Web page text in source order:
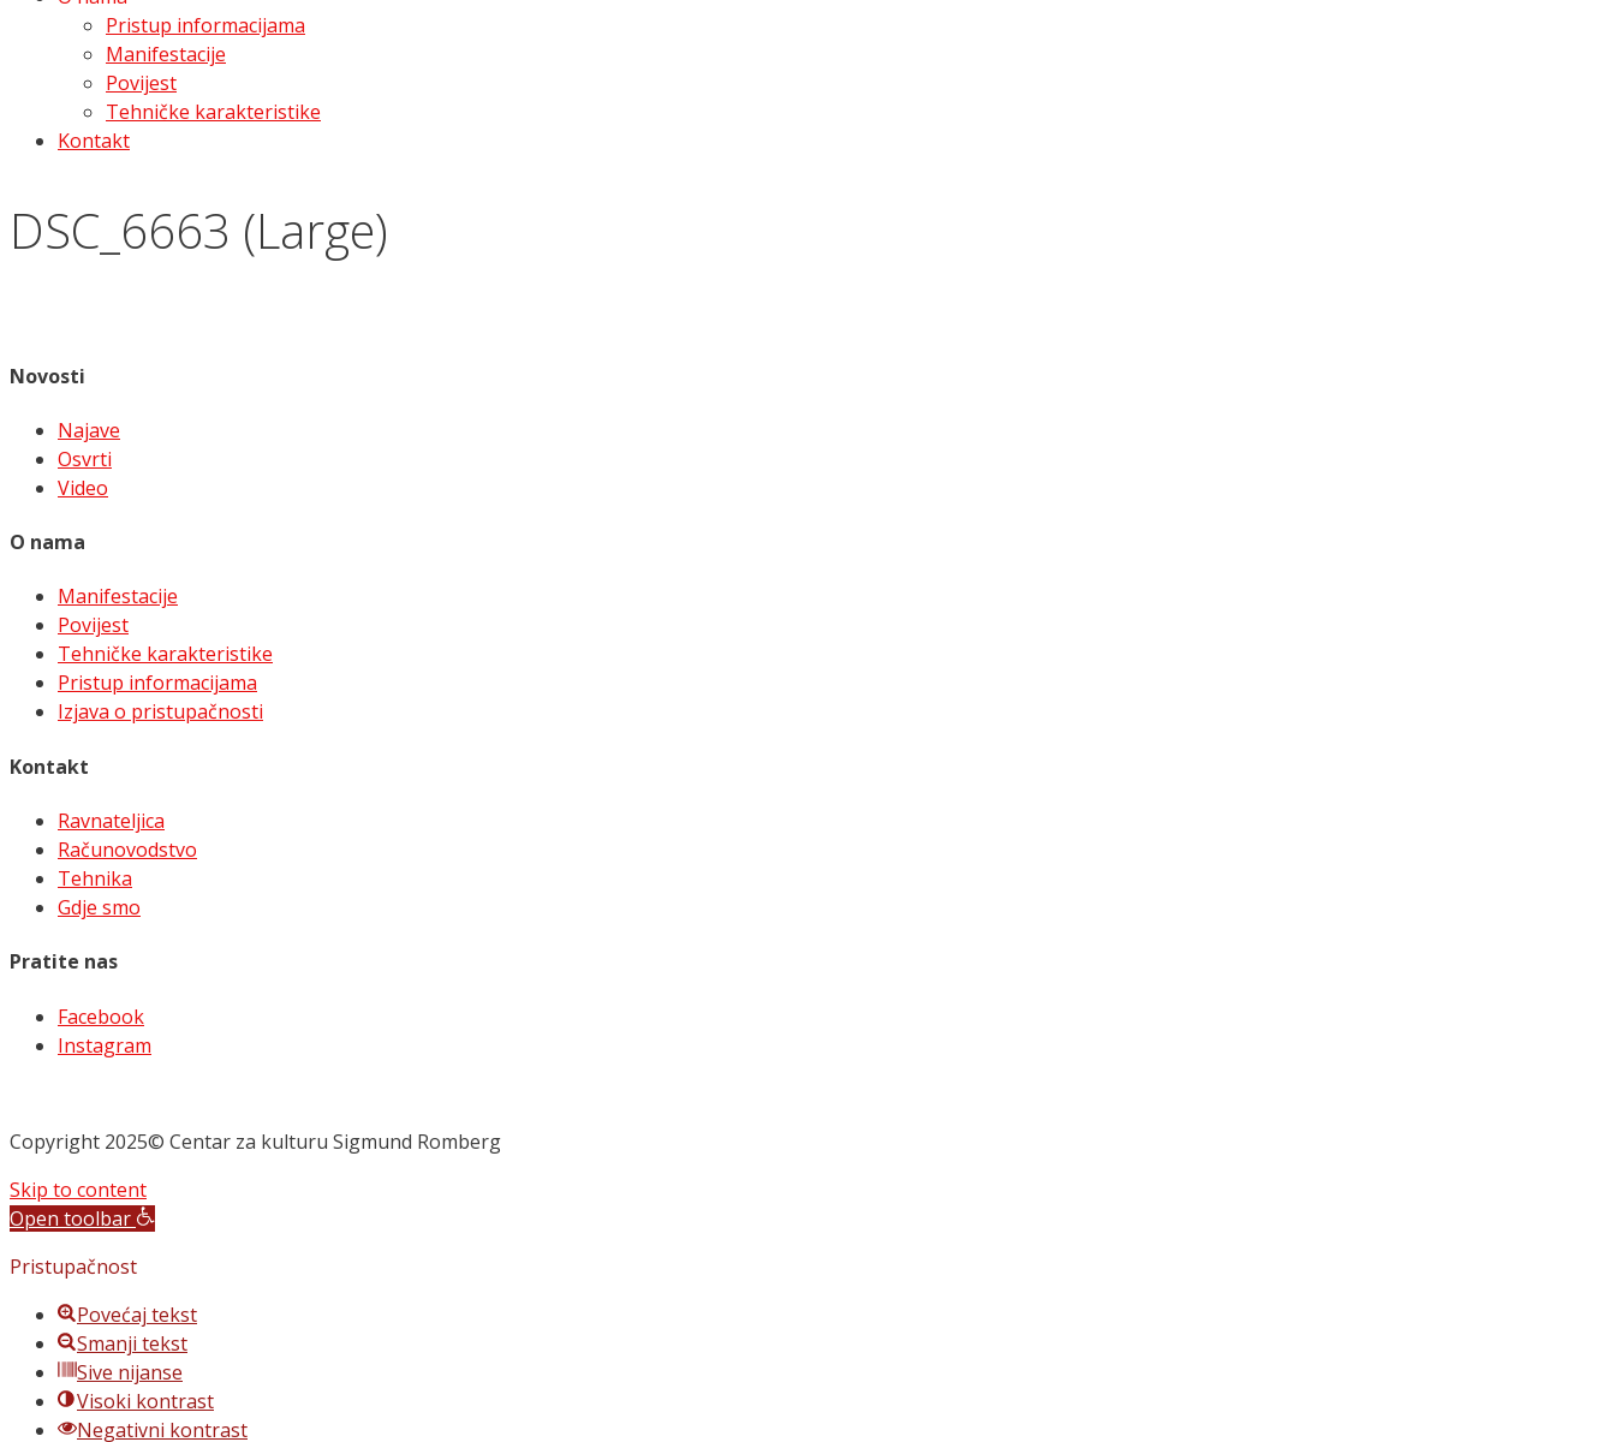
Pristup informacijama
Manifestacije
Povijest
Tehničke karakteristike
Kontakt
DSC_6663 (Large)
Novosti
Najave
Osvrti
Video
O nama
Manifestacije
Povijest
Tehničke karakteristike
Pristup informacijama
Izjava o pristupačnosti
Kontakt
Ravnateljica
Računovodstvo
Tehnika
Gdje smo
Pratite nas
Facebook
Instagram
Copyright 2025© Centar za kulturu Sigmund Romberg
Skip to content
Open toolbar
Pristupačnost
Povećaj tekst
Smanji tekst
Sive nijanse
Visoki kontrast
Negativni kontrast